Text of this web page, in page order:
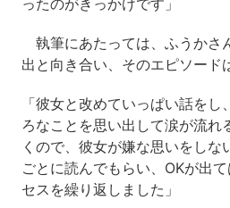
執筆にあたっては、ふうかさ
出と向き合い、そのエピソード
「彼女と改めていっぱい話を
ろなことを思い出して涙が流れ
くので、彼女が嫌な思いをしな
ごとに読んでもらい、OKが出
セスを繰り返しました」